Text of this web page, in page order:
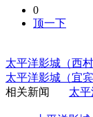
0
顶一下
太平洋影城（西
太平洋影城（宜
相关新闻
太